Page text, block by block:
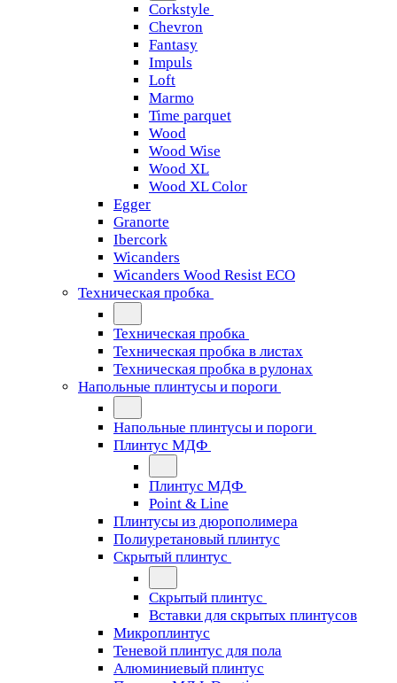
Corkstyle
Chevron
Fantasy
Impuls
Loft
Marmo
Time parquet
Wood
Wood Wise
Wood XL
Wood XL Color
Egger
Granorte
Ibercork
Wicanders
Wicanders Wood Resist ECO
Техническая пробка
Техническая пробка
Техническая пробка в листах
Техническая пробка в рулонах
Напольные плинтусы и пороги
Напольные плинтусы и пороги
Плинтус МДФ
Плинтус МДФ
Point & Line
Плинтусы из дюрополимера
Полиуретановый плинтус
Скрытый плинтус
Скрытый плинтус
Вставки для скрытых плинтусов
Микроплинтус
Теневой плинтус для пола
Алюминиевый плинтус